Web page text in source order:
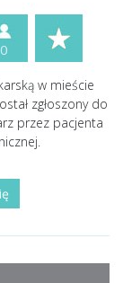
0
w mieście
zgłoszony do
przez pacjenta